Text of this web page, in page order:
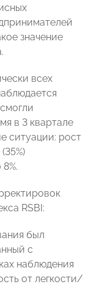
значение
всех
в 3 квартале
ситуации: рост
RSBI:
был
с
наблюдения
от легкости/